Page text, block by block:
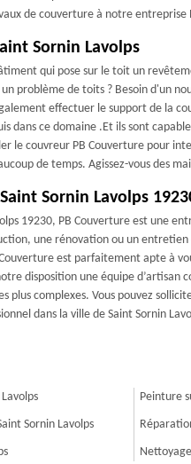
de couverture à notre entreprise
Sornin Lavolps
qui pose sur le toit un
problème de toits ? Besoin d'un
effectuer le support de la
dans ce domaine .Et ils sont
le couvreur PB Couverture pour
de temps. Agissez-vous des
Sornin Lavolps
19230, PB Couverture est une
une rénovation ou un
est parfaitement apte à
disposition une équipe d’artisan
plus complexes. Vous pouvez
dans la ville de Saint Sornin
Sornin Lavolps
Peinture